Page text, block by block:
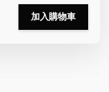
加入購物車